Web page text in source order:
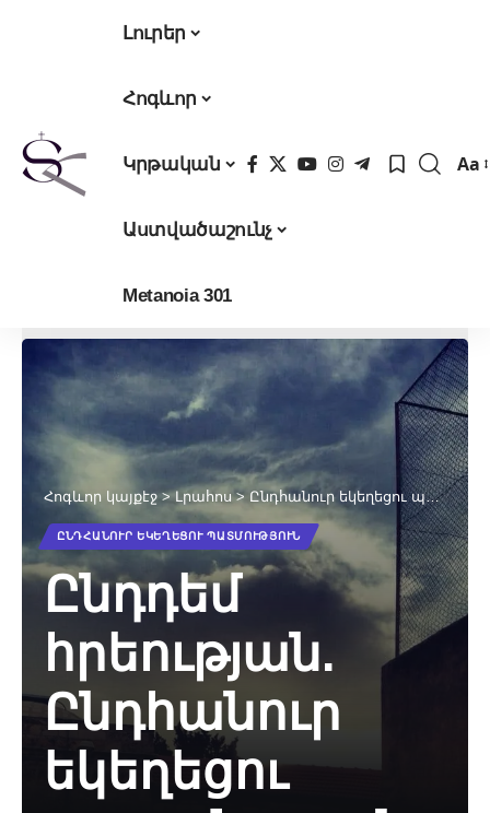
Լուրեր
Հոգևոր
Կրթական
Աստվածաշունչ
Metanoia 301
Aa
Հոգևոր կայքէջ>Լրահոս > Ընդհանուր եկեղեցու պատմություն
ԸՆԴՀԱՆՈՒՐ ԵԿԵՂԵՑՈՒ ՊԱՏՄՈՒԹՅՈՒՆ
Ընդդեմ
հրեության.
Ընդհանուր
եկեղեցու